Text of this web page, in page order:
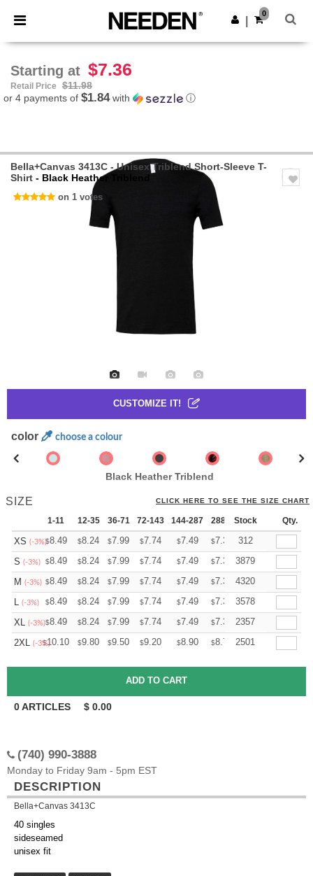
× Needen App
Better prices on app!
Get the app
0
CUSTOMIZE IT!
Starting at $7.36
Retail Price
$11.98
or 4 payments of $1.84with ⓘ
Bella+Canvas 3413C - Unisex Triblend Short-Sleeve T-
Shirt - Black Heather Triblend
on 1 votes
color choose a colour
Black Heather Triblend
SIZE CLICK HERE TO SEE THE SIZE CHART
1-11 12-35 36-71 72-143 144-287 288 + More
Stock Qty.
XS (-3%)$8.49 $8.24 $7.99 $7.74 $7.49 $7.36 +
312
S (-3%) $8.49 $8.24 $7.99 $7.74 $7.49 $7.36 +
3879
M (-3%) $8.49 $8.24 $7.99 $7.74 $7.49 $7.36 +
4320
L
(-3%) $8.49 $8.24 $7.99 $7.74 $7.49 $7.36 +
3578
XL
(-3%)$8.49 $8.24 $7.99 $7.74 $7.49 $7.36 +
2357
2XL
(-3%)
$10.10 $9.80 $9.50 $9.20 $8.90 $8.75 +
2501
0ARTICLES $ 0.00
(740) 990-3888
Monday to Friday 9am - 5pm EST
DESCRIPTION
Bella+Canvas 3413C
40 singles
sideseamed
unisex fit